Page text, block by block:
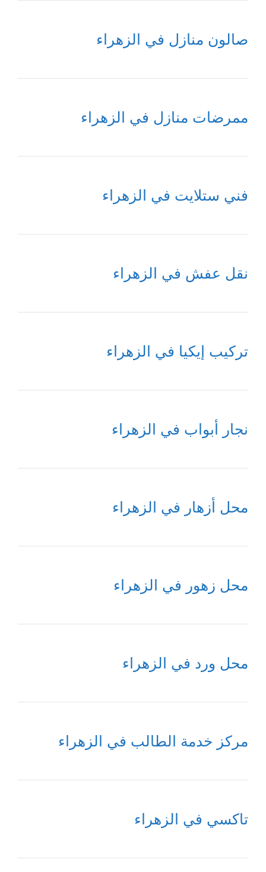
صالون منازل في الزهراء
ممرضات منازل في الزهراء
فني ستلايت في الزهراء
نقل عفش في الزهراء
تركيب إيكيا في الزهراء
نجار أبواب في الزهراء
محل أزهار في الزهراء
محل زهور في الزهراء
محل ورد في الزهراء
مركز خدمة الطالب في الزهراء
تاكسي في الزهراء